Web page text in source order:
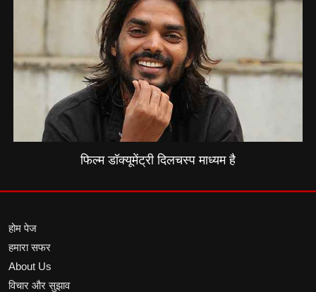
फिल्म डॉक्यूमेंट्री दिलचस्प माध्यम है
होम पेज
हमारा सफर
About Us
विचार और सुझाव